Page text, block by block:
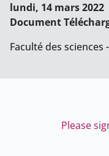
lundi, 14 mars 2022
Document
Faculté des
Please